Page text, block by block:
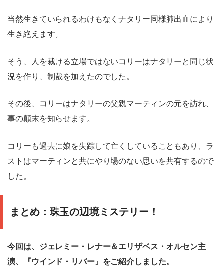
当然生きていられるわけもなくナタリー同様肺出血により
生き絶えます。
そう、人を裁ける立場ではないコリーはナタリーと同じ状
況を作り、制裁を加えたのでした。
その後、コリーはナタリーの父親マーティンの元を訪れ、
事の顛末を知らせます。
コリーも過去に娘を失踪して亡くしていることもあり、ラ
ストはマーティンと共にやり場のない思いを共有するので
した。
まとめ：珠玉の辺境ミステリー！
今回は、ジェレミー・レナー＆エリザベス・オルセン主
演、『ウインド・リバー』をご紹介しました。